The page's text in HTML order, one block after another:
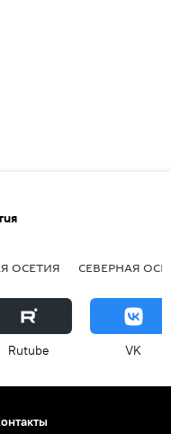
ОСЕТИЯ СЕВЕРНАЯ
Rutube VK